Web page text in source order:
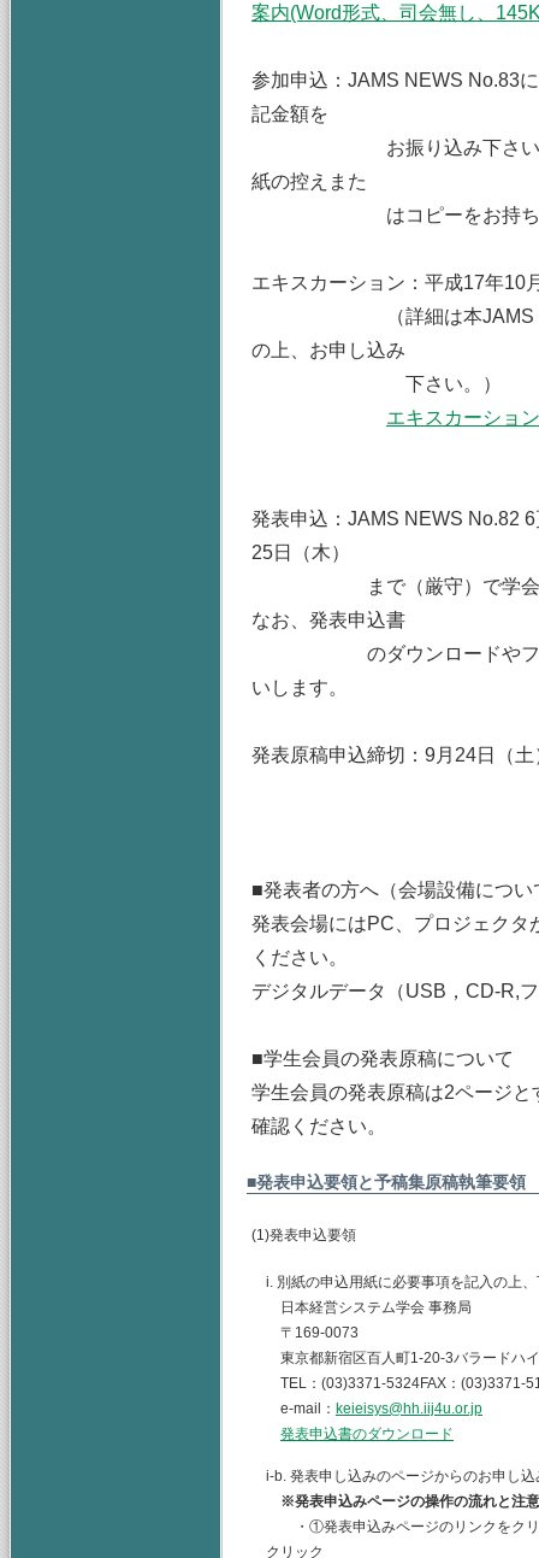
案内(Word形式、司会無し、
参加申込：JAMS NEWS No.83
記金額を
お振り込み下さい。期限
紙の控えまた
はコピーをお持ち下
エキスカーション：平成17年10
（詳細は本JAMS NEWS
の上、お申し込み
下さい。）
エキスカーショ
発表申込：JAMS NEWS No.82
25日（木）
まで（厳守）で学会事務
なお、発表申込書
のダウンロードやフォー
いします。
発表原稿申込締切：9月24日（
■発表者の方へ（会場設備につい
発表会場にはPC、プロジェクタ
ください。
デジタルデータ（USB，CD-R,
■学生会員の発表原稿について
学生会員の発表原稿は2ページ
確認ください。
■発表申込要領と予稿集原稿執筆要領
(1)発表申込要領
i. 別紙の申込用紙に必要事項を記入の上
日本経営システム学会 事務局
〒169-0073
東京都新宿区百人町1-20-3バラードハ
TEL：(03)3371-5324FAX：(03)3371-
e-mail： keieisys@hh.iij4u.or.jp
発表申込書のダウンロード
i-b. 発表申し込みのページからのお申し
※発表申込みページの操作の流れと注意
・①発表申込みページのリンクをク
クリック